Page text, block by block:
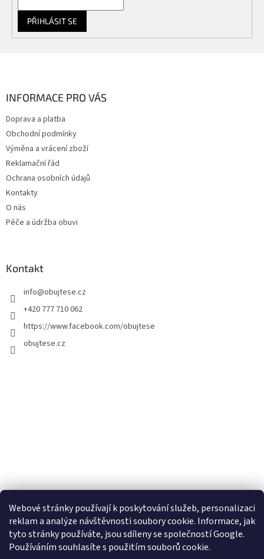
Webové stránky používají k poskytování služeb, personalizaci
reklam a analýze návštěvnosti soubory cookie. Informace, jak
tyto stránky používáte, jsou sdíleny se společností Google.
Používáním souhlasíte s použitím souborů cookie.
PŘIHLÁSIT SE
INFORMACE PRO VÁS
Doprava a platba
Obchodní podmínky
Výměna a vrácení zboží
Reklamační řád
Ochrana osobních údajů
Kontakty
O nás
Péče a údržba obuvi
Kontakt
info@obujtese.cz
+420 777 710 062
https://www.facebook.com/obujtese
obujtese.cz
Vytvořil Shoptet